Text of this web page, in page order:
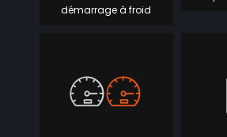
démarrage à froid